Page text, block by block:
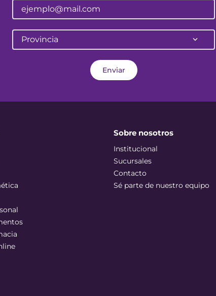
Provincia
Enviar
Sobre nosotros
Institucional
Sucursales
Contacto
Sé parte de nuestro equipo